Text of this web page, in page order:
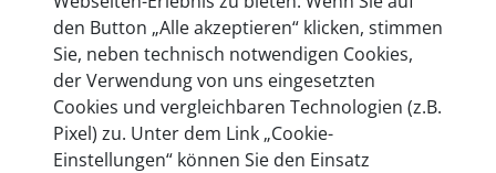
Berlin laufend weiter. Auf diese Qualität vertrauen
heute mehr als 60.000 Privatkunden und
Unternehmen.
den Button „Alle akzeptieren“ klicken, stimmen
Sie, neben technisch notwendigen Cookies,
der Verwendung von uns eingesetzten
Cookies und vergleichbaren Technologien (z.B.
Pixel) zu. Unter dem Link „Cookie-
Einstellungen“ können Sie den Einsatz